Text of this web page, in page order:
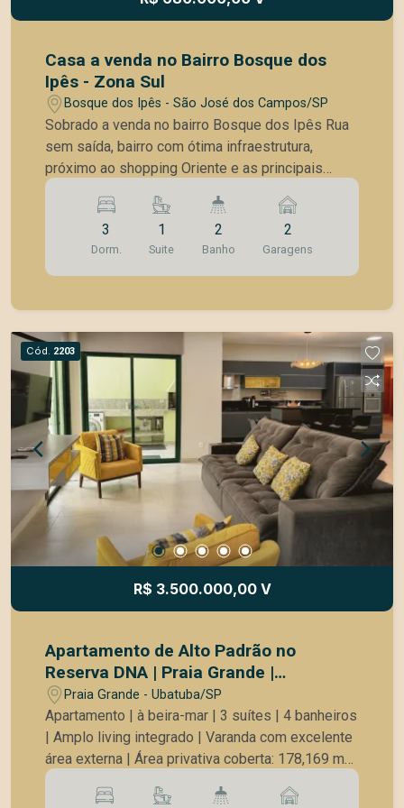
Casa a venda no Bairro Bosque dos
Ipês - Zona Sul
Bosque dos Ipês - São José dos Campos/SP
Sobrado a venda no bairro Bosque dos Ipês Rua
sem saída, bairro com ótima infraestrutura,
próximo ao shopping Oriente e as principais
acesso a rodovias 3 quartos 1 sendo suíte com
sacada, móveis planejados em 2 quartos sala
para 2 ambientes lavabo cozinha com planejados
área de serviços hobby box espaço gourmet com
churrasqueira e pia com gabinete 2 vagas de
3
Dorm.
1
Suite
2
Banho
2
Garagens
Cód. 2203
R$ 3.500.000,00 V
Apartamento de Alto Padrão no
Reserva DNA | Praia Grande |
Ubatuba/SP
Praia Grande - Ubatuba/SP
Apartamento | à beira-mar | 3 suítes | 4 banheiros
| Amplo living integrado | Varanda com excelente
área externa | Área privativa coberta: 178,169 m² |
Área privativa descoberta: 96,35 m² | Área
comum coberta: 161,74 m² | Área comum